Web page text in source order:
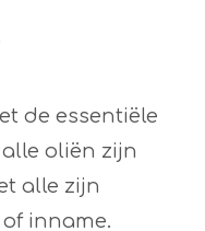
de essentiële
oliën zijn
alle zijn
inname.